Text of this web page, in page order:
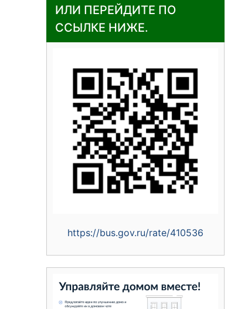
ИЛИ ПЕРЕЙДИТЕ ПО
ССЫЛКЕ НИЖЕ.
https://bus.gov.ru/rate/410536